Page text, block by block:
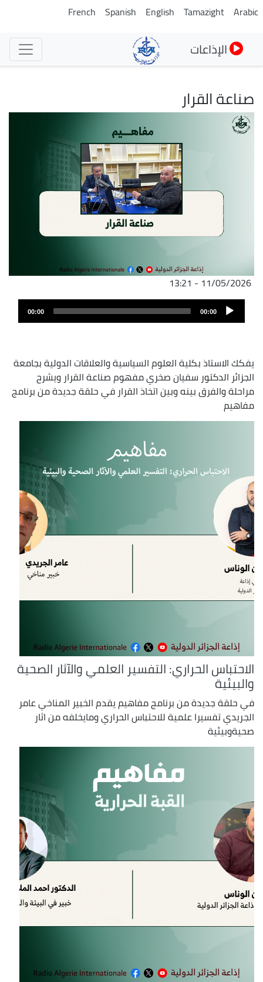
تجاوز
Arabic
Tamazight
English
Spanish
French
الإذاعات
صناعة القرار
الصورة
11/05/2026 - 13:21
ملف
الصوت
Audio
Player
00:00
00:00
يفكك الاستاذ بكلية العلوم السياسية والعلاقات الدولية بجامعة
الجزائر الدكتور سفيان صخري مفهوم صناعة القرار ويشرح
مراحلة والفرق بينه وبين اتخاذ القرار في حلقة جديدة من برنامج
مفاهيم
الاحتباس الحراري: التفسير العلمي والآثار الصحية
والبيئية
في حلقة جديدة من برنامج مفاهيم يقدم الخبير المناخي عامر
الجريدي تفسيرا علمية للاحتباس الحراري ومايخلفه من اثار
صحيةوبيئية